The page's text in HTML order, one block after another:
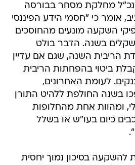
מחלקת מסחר בבורסה
אומר כי "חסמי הידע הפיננסי
השקעה מונעים מהחוסכים
שקלים בשנה. הדבר בולט
הריבית השנה, שגם אם עדיין
ביטוי בהפחתות הריבית
לעומת האחרונים,
בשנה החולפת ללהיט התורן
ומהוות אחת מהחלופות
כיום בעו"ש או בשלל
להשקעה בסיכון נמוך יחסית